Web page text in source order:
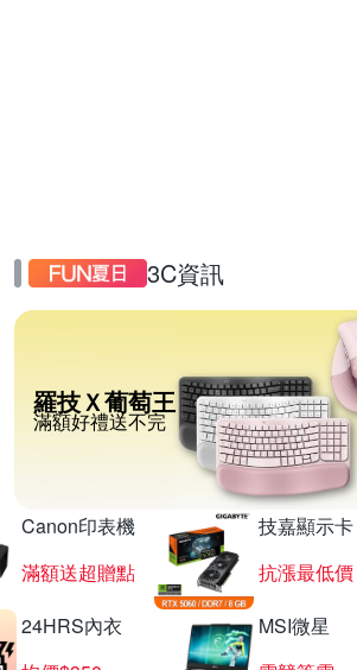
3C資訊
羅技Ｘ葡萄王
滿額好禮送不完
Canon印表機
滿額送超贈點
技嘉顯示卡
抗漲最低價
24HRS內衣
MSI微星